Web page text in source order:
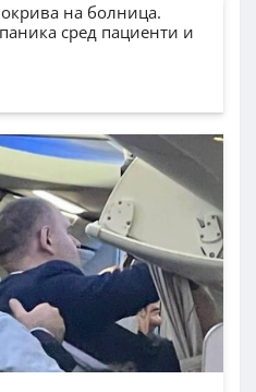
на болница.
сред пациенти и